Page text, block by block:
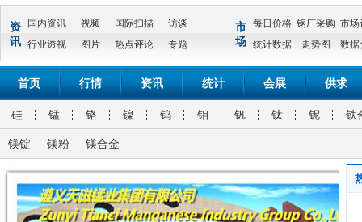
资
讯
国内资讯 视频 国际扫描
访谈
行业透视
图片 热点评论 专题
市
场
每日价格 钢厂采购 市场
统计数据
走势图 数据
首页 行情 资讯 统计 会展 供求
硅 锰 铬 镍 钨 钼 钒 钛 铌 铁
镁锭 镁粉 镁合金